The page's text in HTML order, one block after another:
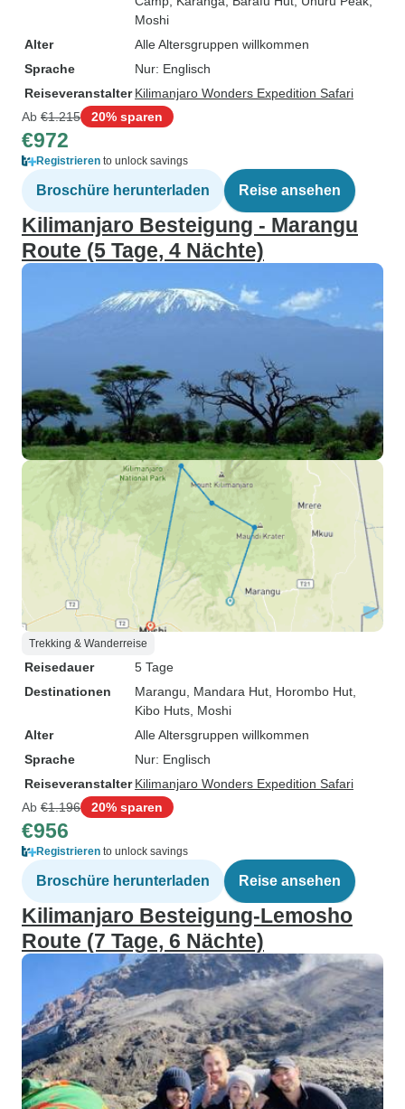
Moshi
Alter
Alle Altersgruppen willkommen
Sprache
Nur: Englisch
Reiseveranstalter Kilimanjaro Wonders Expedition Safari
Ab €1.215 20% sparen
€972
Registrieren to unlock savings
Broschüre herunterladen Reise ansehen
Kilimanjaro Besteigung - Marangu
Route (5 Tage, 4 Nächte)
Trekking & Wanderreise
Reisedauer
5 Tage
Destinationen
Marangu , Mandara Hut , Horombo Hut
Kibo Huts , Moshi
Alter
Alle Altersgruppen willkommen
Sprache
Nur: Englisch
Reiseveranstalter Kilimanjaro Wonders Expedition Safari
Ab €1.196 20% sparen
€956
Registrieren to unlock savings
Broschüre herunterladen Reise ansehen
Kilimanjaro Besteigung-Lemosho
Route (7 Tage, 6 Nächte)